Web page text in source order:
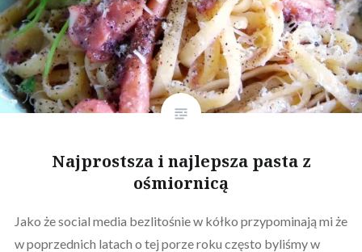
Najprostsza i najlepsza pasta z
ośmiornicą
Jako że social media bezlitośnie w kółko przypominają mi że
w poprzednich latach o tej porze roku często byliśmy w